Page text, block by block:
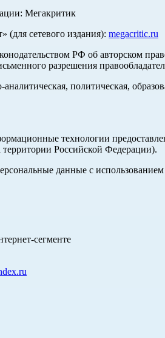
Мегакритик
сетевого издания): megacritic.ru
РФ об авторском
разрешения
политическая,
технологии
Российской Федерации).
данные с
сегменте